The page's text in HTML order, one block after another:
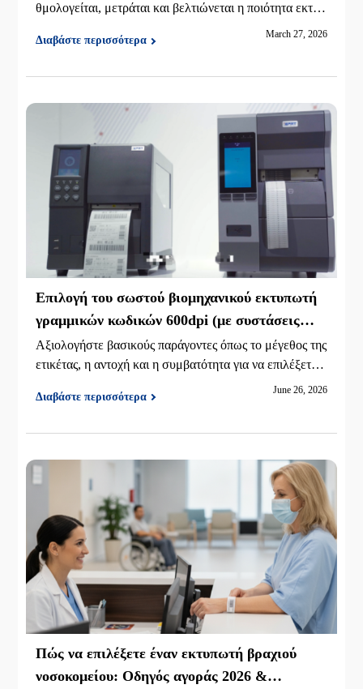
θμολογείται, μετράται και βελτιώνεται η ποιότητα εκτύπ
ωσης 2D barcode για να εξασφαλιστεί αξιόπιστη σάρωσ
η και συμμόρφωση.
Διαβάστε περισσότερα
March 27, 2026
Επιλογή του σωστού βιομηχανικού εκτυπωτή
γραμμικών κωδικών 600dpi (με συστάσεις
μοντέλου)
Αξιολογήστε βασικούς παράγοντες όπως το μέγεθος της
ετικέτας, η αντοχή και η συμβατότητα για να επιλέξετε τ
ον σωστό βιομηχανικό εκτυπωτή γραμμικών κωδικών 6
00dpi, με μια ματιά στο iDPRT iX4P και iK4.
Διαβάστε περισσότερα
June 26, 2026
Πώς να επιλέξετε έναν εκτυπωτή βραχιού
νοσοκομείου: Οδηγός αγοράς 2026 &